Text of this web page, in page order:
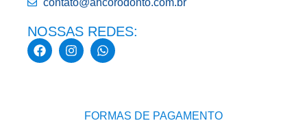
contato@ahcorodonto.com.br
NOSSAS REDES:
FORMAS DE PAGAMENTO